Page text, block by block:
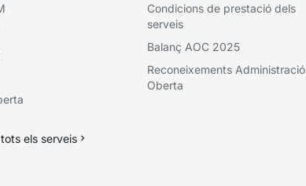
els serveis
Condicions de prestació dels
serveis
Balanç AOC 2025
Reconeixements Administració
Oberta